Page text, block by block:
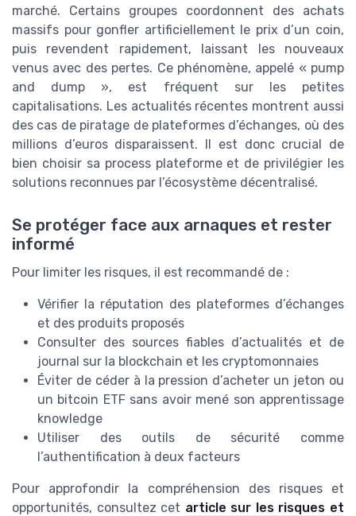
marché. Certains groupes coordonnent des achats
massifs pour gonfler artificiellement le prix d’un coin,
puis revendent rapidement, laissant les nouveaux
venus avec des pertes. Ce phénomène, appelé « pump
and dump », est fréquent sur les petites
capitalisations. Les actualités récentes montrent aussi
des cas de piratage de plateformes d’échanges, où des
millions d’euros disparaissent. Il est donc crucial de
bien choisir sa process plateforme et de privilégier les
solutions reconnues par l’écosystème décentralisé.
Se protéger face aux arnaques et rester
informé
Pour limiter les risques, il est recommandé de :
Vérifier la réputation des plateformes d’échanges
et des produits proposés
Consulter des sources fiables d’actualités et de
journal sur la blockchain et les cryptomonnaies
Éviter de céder à la pression d’acheter un jeton ou
un bitcoin ETF sans avoir mené son apprentissage
knowledge
Utiliser des outils de sécurité comme
l’authentification à deux facteurs
Pour approfondir la compréhension des risques et
opportunités, consultez cet article sur les risques et